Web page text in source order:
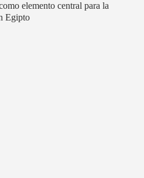
elemento central para la
Egipto